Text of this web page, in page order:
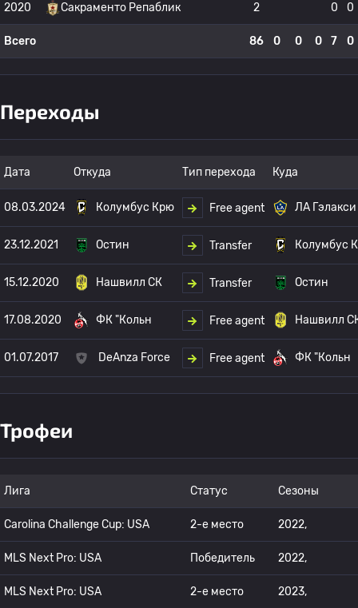
2020 Сакраменто Репаблик 2 0 0
Всего 86 0 0 0 7 0
Переходы
Дата Откуда Тип перехода Куда
08.03.2024 Колумбус Крю Free agent ЛА Гэлакси
23.12.2021 Остин Transfer Колумбус
15.12.2020 Нашвилл СК Transfer Остин
17.08.2020 ФК "Кольн Free agent Нашвилл
01.07.2017 DeAnza Force Free agent ФК "Кольн
Трофеи
Лига Статус Сезоны
Carolina Challenge Cup: USA 2-е место 2022,
MLS Next Pro: USA Победитель 2022,
MLS Next Pro: USA 2-е место 2023,